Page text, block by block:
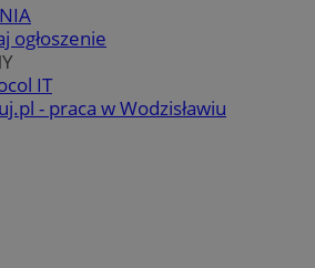
ogłoszenie
IT
- praca w Wodzisławiu